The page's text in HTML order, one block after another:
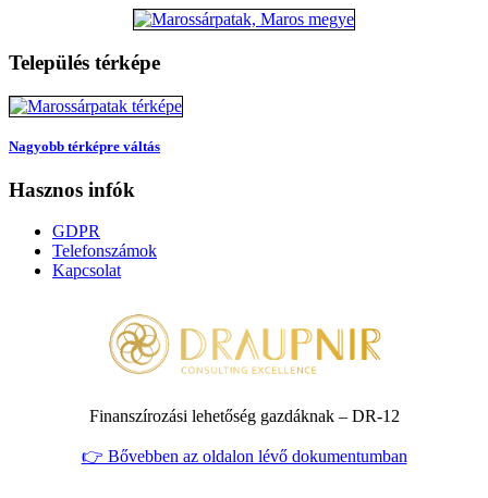
Település térképe
Nagyobb térképre váltás
Hasznos infók
GDPR
Telefonszámok
Kapcsolat
Finanszírozási lehetőség gazdáknak – DR‑12
👉 Bővebben az oldalon lévő dokumentumban